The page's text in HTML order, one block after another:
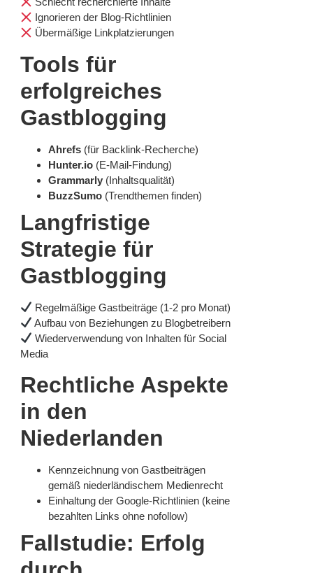
Ignorieren der Blog-Richtlinien
Übermäßige Linkplatzierungen
Tools für
erfolgreiches
Gastblogging
Ahrefs (für Backlink-Recherche)
Hunter.io (E-Mail-Findung)
Grammarly (Inhaltsqualität)
BuzzSumo (Trendthemen finden)
Langfristige
Strategie für
Gastblogging
Regelmäßige Gastbeiträge (1-2 pro Monat)
Aufbau von Beziehungen zu Blogbetreibern
Wiederverwendung von Inhalten für Social
Media
Rechtliche Aspekte
in den
Niederlanden
Kennzeichnung von Gastbeiträgen
gemäß niederländischem Medienrecht
Einhaltung der Google-Richtlinien (keine
bezahlten Links ohne nofollow)
Fallstudie: Erfolg